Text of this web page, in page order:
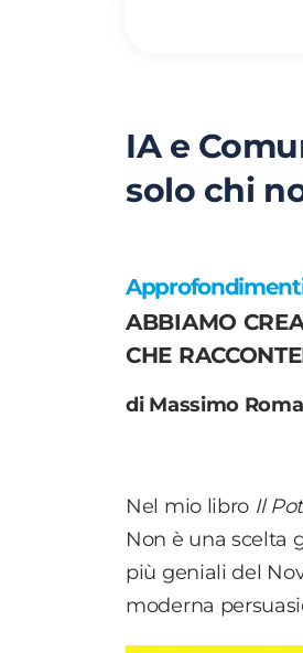
IA e
solo chi
ABBIAMO
CHE
di Massimo
Nel mio libro Il
Non è una scelta
più geniali del
moderna